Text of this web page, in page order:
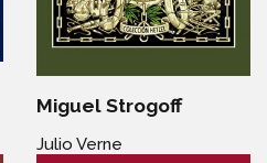
Miguel Strogoff
Julio Verne